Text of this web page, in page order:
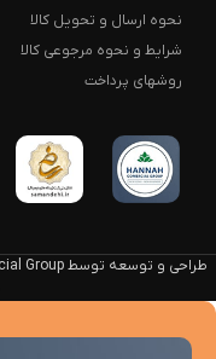
نحوه ارسال و تحویل کالا
شرایط و نحوه مرجوعی کالا
روشهای پرداخت